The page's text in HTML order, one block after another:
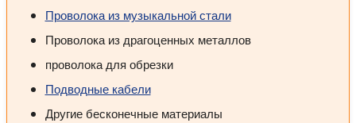
Проволока из музыкальной стали
Проволока из драгоценных металлов
проволока для обрезки
Подводные кабели
Другие бесконечные материалы